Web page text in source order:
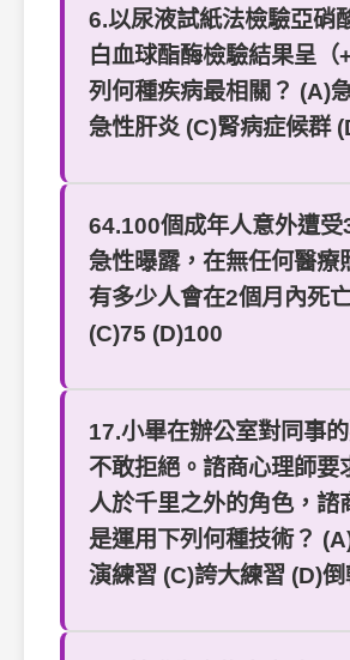
6.以尿液試紙法檢驗亞硝
白血球酯酶檢驗結果呈（
列何種疾病最相關？ (A)
急性肝炎 (C)腎病症候群
64.100個成年人意外遭
急性曝露，在無任何醫療
有多少人會在2個月內死
(C)75 (D)100
17.小畢在辦公室對同事
不敢拒絕。諮商心理師要
人於千里之外的角色，諮
是運用下列何種技術？
演練習 (C)誇大練習 (D)